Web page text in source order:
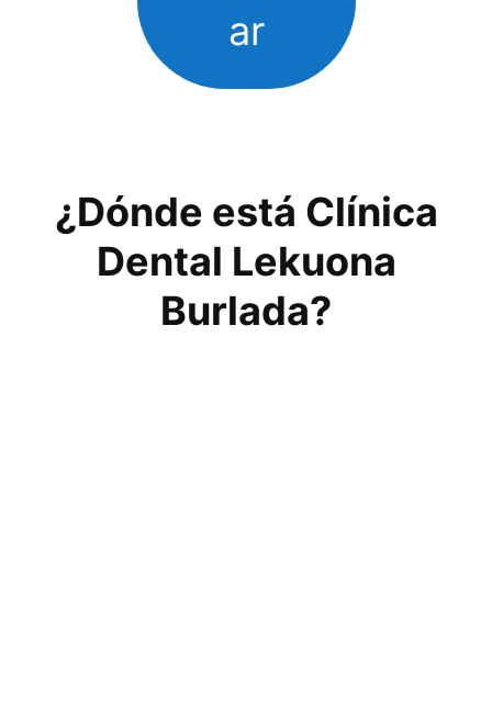
ar
¿Dónde está Clínica
Dental Lekuona
Burlada?